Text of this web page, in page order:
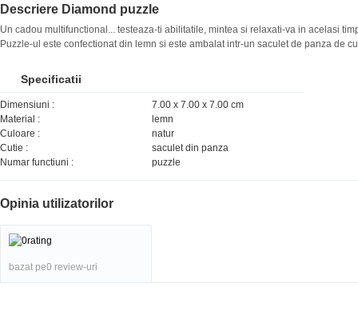
Descriere Diamond puzzle
Un cadou multifunctional... testeaza-ti abilitatile, mintea si relaxati-va in acelasi
Puzzle-ul este confectionat din lemn si este ambalat intr-un saculet de panza de
Specificatii
Dimensiuni :
7.00 x 7.00 x 7.00 cm
Material :
lemn
Culoare :
natur
Cutie :
saculet din panza
Numar functiuni :
puzzle
Opinia utilizatorilor
bazat pe0 review-uri